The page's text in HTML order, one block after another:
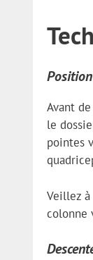
Avant
le
pointes
Veillez
colonne